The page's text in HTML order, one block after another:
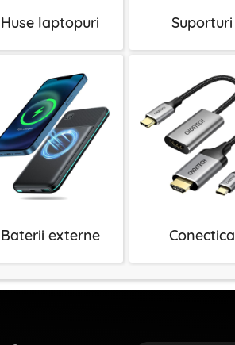
Huse laptopuri Suporturi
Baterii externe Conectica